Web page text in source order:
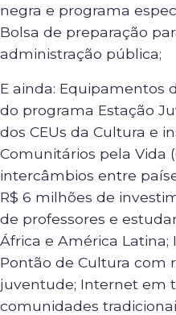
negra e programa
Bolsa de preparação
administração pública;
E ainda: Equipamentos
do programa Estação
dos CEUs da Cultura e
Comunitários pela Vida
intercâmbios entre
R$ 6 milhões de
de professores e
África e América
Pontão de Cultura com
juventude; Internet em
comunidades